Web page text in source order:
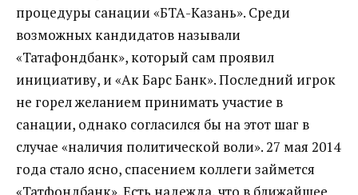
процедуры санации «БТА-Казань». Среди
возможных кандидатов называли
«Татафондбанк», который сам проявил
инициативу, и «Ак Барс Банк». Последний игрок
не горел желанием принимать участие в
санации, однако согласился бы на этот шаг в
случае «наличия политической воли». 27 мая 2014
года стало ясно, спасением коллеги займется
«Татфондбанк». Есть надежда, что в ближайшее